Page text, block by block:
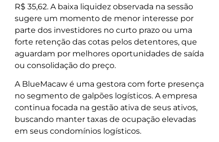
R$ 35,62. A baixa liquidez observada na sessão
sugere um momento de menor interesse por
parte dos investidores no curto prazo ou uma
forte retenção das cotas pelos detentores, que
aguardam por melhores oportunidades de saída
ou consolidação do preço.
A BlueMacaw é uma gestora com forte presença
no segmento de galpões logísticos. A empresa
continua focada na gestão ativa de seus ativos,
buscando manter taxas de ocupação elevadas
em seus condomínios logísticos.